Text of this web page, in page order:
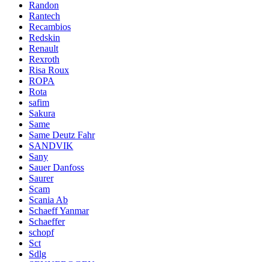
Randon
Rantech
Recambios
Redskin
Renault
Rexroth
Risa Roux
ROPA
Rota
safim
Sakura
Same
Same Deutz Fahr
SANDVIK
Sany
Sauer Danfoss
Saurer
Scam
Scania Ab
Schaeff Yanmar
Schaeffer
schopf
Sct
Sdlg